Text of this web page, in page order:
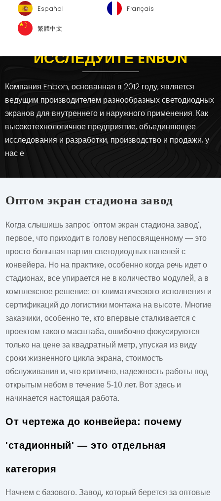
Español Français
繁體中文
ИССЛЕДУЙТЕ ENBON
Компания Enbon, основанная в 2012 году, является
ведущим производителем разнообразных светодиодных
экранов для внутреннего и наружного применения. Как
высокотехнологичное предприятие, объединяющее
исследования и разработки, производство и продажи, у
нас е
Оптом экран стадиона завод
Когда слышишь запрос 'оптом экран стадиона завод',
первое, что приходит в голову непосвященному — это
просто большая партия светодиодных панелей с
конвейера. Но на практике, особенно когда речь идет о
стадионах, все упирается не в количество модулей, а в
комплексное решение: от климатического исполнения и
сертификаций до логистики монтажа на высоте. Многие
заказчики, особенно те, кто впервые сталкивается с
проектом такого масштаба, ошибочно фокусируются
только на цене за квадратный метр, упуская из виду
сроки жизненного цикла экрана, стоимость
обслуживания и, что критично, надежность работы под
открытым небом в течение 5-10 лет. Вот здесь и
начинается настоящая работа.
От чертежа до конвейера: почему
'стадионный' — это отдельная
категория
Начнем с базового. Завод, который берется за оптовые